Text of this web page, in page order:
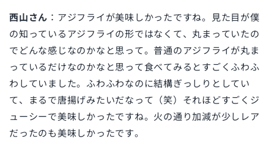
西山さん ：アジフライが美味しかったですね。見た目が僕
の知っているアジフライの形ではなくて、丸まっていたの
でどんな感じなのかなと思って。普通のアジフライが丸ま
っているだけなのかなと思って食べてみるとすごくふわふ
わしていました。ふわふわなのに結構ぎっしりとしてい
て、まるで唐揚げみたいだなって（笑）それほどすごくジ
ューシーで美味しかったですね。火の通り加減が少しレア
だったのも美味しかったです。